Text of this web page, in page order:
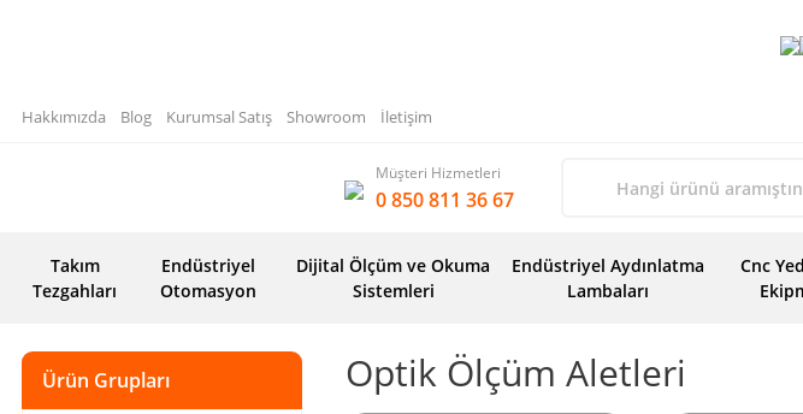
Hakkımızda Blog Kurumsal Satış Showroom İletişim
Müşteri Hizmetleri
0 850 811 36 67
Takım
Tezgahları
Endüstriyel
Otomasyon
Dijital Ölçüm ve Okuma
Sistemleri
Endüstriyel Aydınlatma
Lambaları
Cnc
Ürün Grupları Optik Ölçüm Aletleri